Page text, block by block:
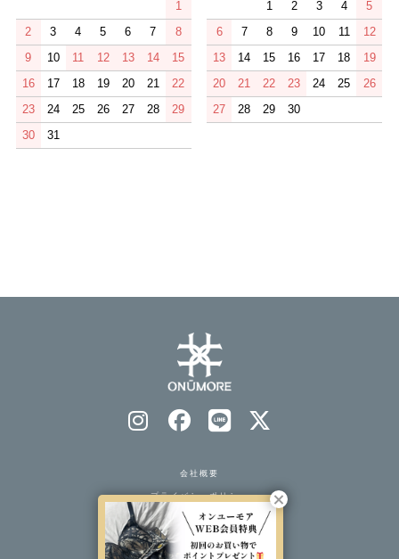
1
2
3 4 5 6 7
8
9
10 11 12 13 14
15
16
17 18 19 20 21
22
23
24 25 26 27 28
29
30
31
1
2 3 4
5
6
7 8 9 10 11
12
13
14 15 16 17 18
19
20
21 22 23 24 25
26
27
28 29 30
会社概要
プライバシーポリシー
特定商取引法表示
ソーシャルメディアポリシー